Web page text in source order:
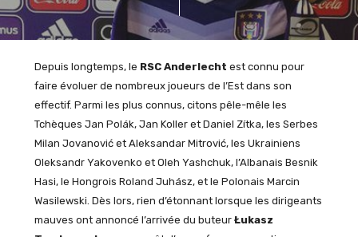
Depuis longtemps, le RSC Anderlecht est connu pour
faire évoluer de nombreux joueurs de l’Est dans son
effectif. Parmi les plus connus, citons pêle-mêle les
Tchèques Jan Polák, Jan Koller et Daniel Zítka, les Serbes
Milan Jovanović et Aleksandar Mitrović, les Ukrainiens
Oleksandr Yakovenko et Oleh Yashchuk, l’Albanais Besnik
Hasi, le Hongrois Roland Juhász, et le Polonais Marcin
Wasilewski. Dès lors, rien d’étonnant lorsque les dirigeants
mauves ont annoncé l’arrivée du buteur Łukasz